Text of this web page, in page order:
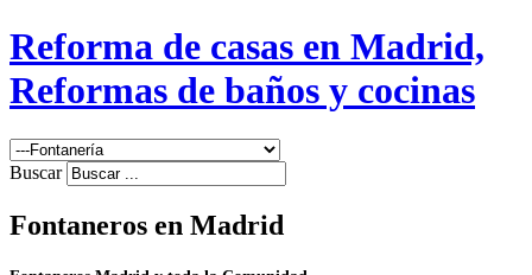
Reforma de casas en Madrid,
Reformas de baños y cocinas
Buscar
Fontaneros en Madrid